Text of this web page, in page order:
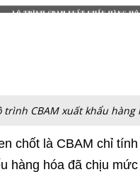
trình CBAM xuất khẩu hàng
chốt là CBAM chỉ
hàng hóa đã chịu